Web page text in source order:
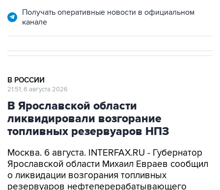
Получать оперативные новости в официальном
канале
В РОССИИ
21:51, 6 августа 2026
В Ярославской области
ликвидировали возгорание
топливных резервуаров НПЗ
Москва. 6 августа. INTERFAX.RU - Губернатор
Ярославской области Михаил Евраев сообщил
о ликвидации возгорания топливных
резервуаров нефтеперерабатывающего